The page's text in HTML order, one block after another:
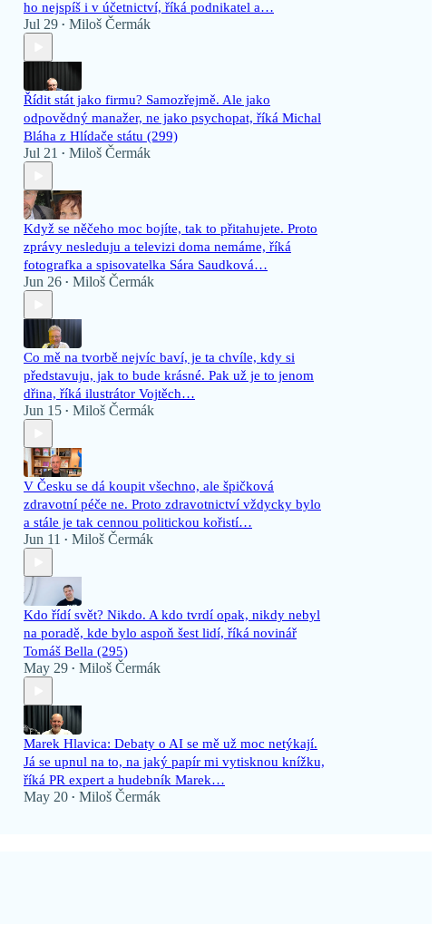
ho nejspíš i v účetnictví, říká podnikatel a…
Jul 29 • Miloš Čermák
Řídit stát jako firmu? Samozřejmě. Ale jako
odpovědný manažer, ne jako psychopat, říká Michal
Bláha z Hlídače státu (299)
Jul 21 • Miloš Čermák
Když se něčeho moc bojíte, tak to přitahujete. Proto
zprávy nesleduju a televizi doma nemáme, říká
fotografka a spisovatelka Sára Saudková…
Jun 26 • Miloš Čermák
Co mě na tvorbě nejvíc baví, je ta chvíle, kdy si
představuju, jak to bude krásné. Pak už je to jenom
dřina, říká ilustrátor Vojtěch…
Jun 15 • Miloš Čermák
V Česku se dá koupit všechno, ale špičková
zdravotní péče ne. Proto zdravotnictví vždycky bylo
a stále je tak cennou politickou kořistí…
Jun 11 • Miloš Čermák
Kdo řídí svět? Nikdo. A kdo tvrdí opak, nikdy nebyl
na poradě, kde bylo aspoň šest lidí, říká novinář
Tomáš Bella (295)
May 29 • Miloš Čermák
Marek Hlavica: Debaty o AI se mě už moc netýkají.
Já se upnul na to, na jaký papír mi vytisknou knížku,
říká PR expert a hudebník Marek…
May 20 • Miloš Čermák